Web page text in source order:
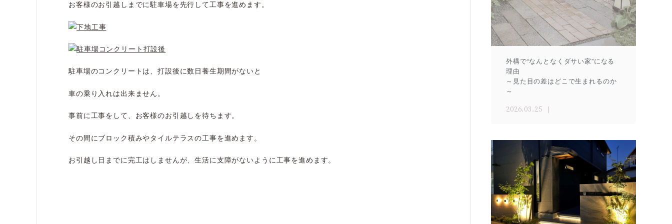
お客様のお引越しまでに駐車場を先行して工事を進めます。
駐車場のコンクリートは、打設後に数日養生期間がないと
車の乗り入れは出来ません。
事前に工事をして、お客様のお引越しを待ちます。
その間にブロック積みやタイルテラスの工事を進めます。
お引越し日までに完工はしませんが、生活に支障がないように工事を進めます。
外構で“なんとなくダサい家”になる
理由
～見た目の差はどこで生まれるのか
～
2026.03.25